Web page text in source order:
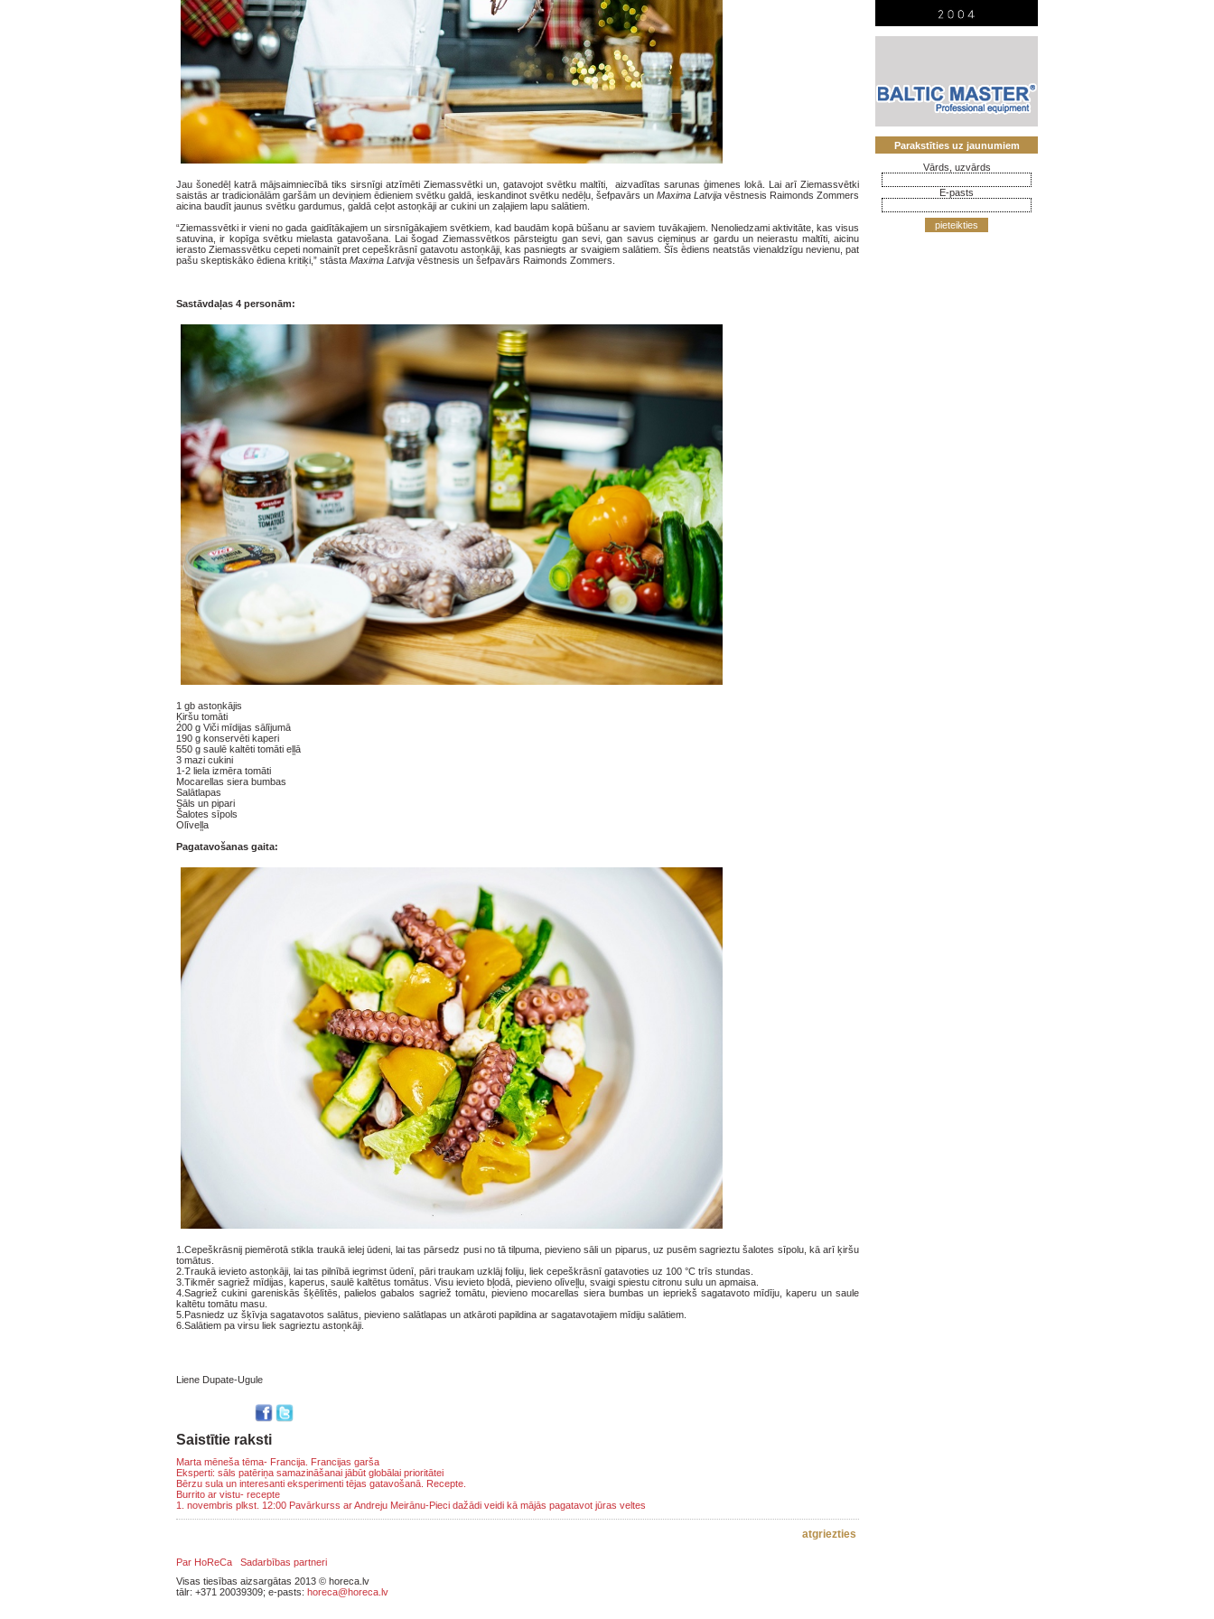
Jau šonedēļ katrā mājsaimniecībā tiks sirsnīgi atzīmēti Ziemassvētki un, gatavojot svētku maltīti, aizvadītas sarunas ģimenes lokā. Lai arī Ziemassvētki
saistās ar tradicionālām garšām un deviņiem ēdieniem svētku galdā, ieskandinot svētku nedēļu, šefpavārs un Maxima Latvija vēstnesis Raimonds Zommers
aicina baudīt jaunus svētku gardumus, galdā ceļot astoņkāji ar cukini un zaļajiem lapu salātiem.
“Ziemassvētki ir vieni no gada gaidītākajiem un sirsnīgākajiem svētkiem, kad baudām kopā būšanu ar saviem tuvākajiem. Nenoliedzami aktivitāte, kas visus
satuvina, ir kopīga svētku mielasta gatavošana. Lai šogad Ziemassvētkos pārsteigtu gan sevi, gan savus ciemiņus ar gardu un neierastu maltīti, aicinu
ierasto Ziemassvētku cepeti nomainīt pret cepeškrāsnī gatavotu astoņkāji, kas pasniegts ar svaigiem salātiem. Šīs ēdiens neatstās vienaldzīgu nevienu, pat
pašu skeptiskāko ēdiena kritiķi,” stāsta Maxima Latvija vēstnesis un šefpavārs Raimonds Zommers.
Sastāvdaļas 4 personām:
1 gb astoņkājis
Ķiršu tomāti
200 g Viči mīdijas sālījumā
190 g konservēti kaperi
550 g saulē kaltēti tomāti eļļā
3 mazi cukini
1-2 liela izmēra tomāti
Mocarellas siera bumbas
Salātlapas
Sāls un pipari
Šalotes sīpols
Olīveļļa
Pagatavošanas gaita:
1.Cepeškrāsnij piemērotā stikla traukā ielej ūdeni, lai tas pārsedz pusi no tā tilpuma, pievieno sāli un piparus, uz pusēm sagrieztu šalotes sīpolu, kā arī ķiršu
tomātus.
2.Traukā ievieto astoņkāji, lai tas pilnībā iegrimst ūdenī, pāri traukam uzklāj foliju, liek cepeškrāsnī gatavoties uz 100 °C trīs stundas.
3.Tikmēr sagriež mīdijas, kaperus, saulē kaltētus tomātus. Visu ievieto bļodā, pievieno olīveļļu, svaigi spiestu citronu sulu un apmaisa.
4.Sagriež cukini gareniskās šķēlītēs, palielos gabalos sagriež tomātu, pievieno mocarellas siera bumbas un iepriekš sagatavoto mīdīju, kaperu un saule
kaltētu tomātu masu.
5.Pasniedz uz šķīvja sagatavotos salātus, pievieno salātlapas un atkāroti papildina ar sagatavotajiem mīdiju salātiem.
6.Salātiem pa virsu liek sagrieztu astoņkāji.
Liene Dupate-Ugule
Saistītie raksti
Marta mēneša tēma- Francija. Francijas garša
Eksperti: sāls patēriņa samazināšanai jābūt globālai prioritātei
Bērzu sula un interesanti eksperimenti tējas gatavošanā. Recepte.
Burrito ar vistu- recepte
1. novembris plkst. 12:00 Pavārkurss ar Andreju Meirānu-Pieci dažādi veidi kā mājās pagatavot jūras veltes
atgriezties
Parakstīties uz jaunumiem
Vārds, uzvārds
E-pasts
pieteikties
Par HoReCa
Sadarbības partneri
Visas tiesības aizsargātas 2013 © horeca.lv
tālr: +371 20039309; e-pasts: horeca@horeca.lv